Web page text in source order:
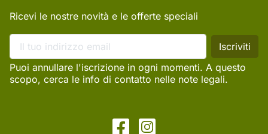
Ricevi le nostre novità e le offerte speciali
Puoi annullare l'iscrizione in ogni momenti. A questo
scopo, cerca le info di contatto nelle note legali.